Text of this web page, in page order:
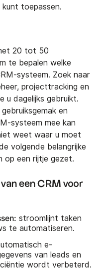
toepassen.
20 tot 50
te bepalen welke
systeem. Zoek naar
projecttracking en
u dagelijks gebruikt.
en
systeem mee kan
weet waar u moet
volgende belangrijke
op een rijtje gezet.
een CRM voor
stroomlijnt taken
te automatiseren.
e-
van leads en
wordt verbeterd.